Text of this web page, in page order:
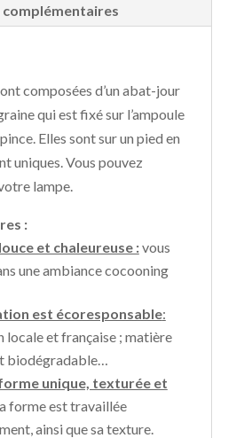
composées d’un abat-jour
qui est fixé sur l’ampoule
pince. Elles sont sur un pied en
uniques. Vous pouvez
lampe.
:
et chaleureuse :vous
une ambiance cocooning
est écoresponsable:
et française ; matière
biodégradable…
unique, texturée et
forme est travaillée
ainsi que sa texture.